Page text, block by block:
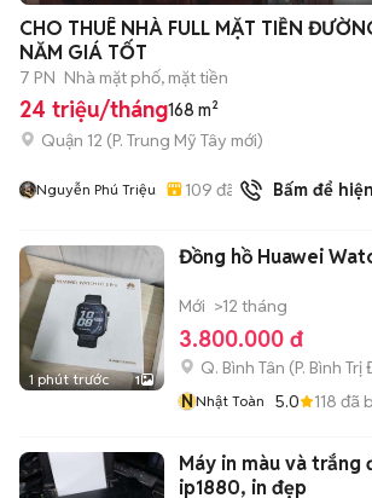
CHO THUÊ NHÀ FULL MẶT TIỀN
NĂM GIÁ TỐT
7 PN Nhà mặt phố, mặt tiền
24 triệu/tháng168 m²
Quận 12 (P. Trung Mỹ Tây mới)
Nguyễn Phú Triệu 109 đã bán Bấm để
1 phút trước 1
Đồng hồ Huawei
Mới >12 tháng
3.800.000 đ
Q. Bình Tân (P. Bình
NNhật Toàn 5.0 118 đã
Máy in màu và trắng
ip1880, in đẹp